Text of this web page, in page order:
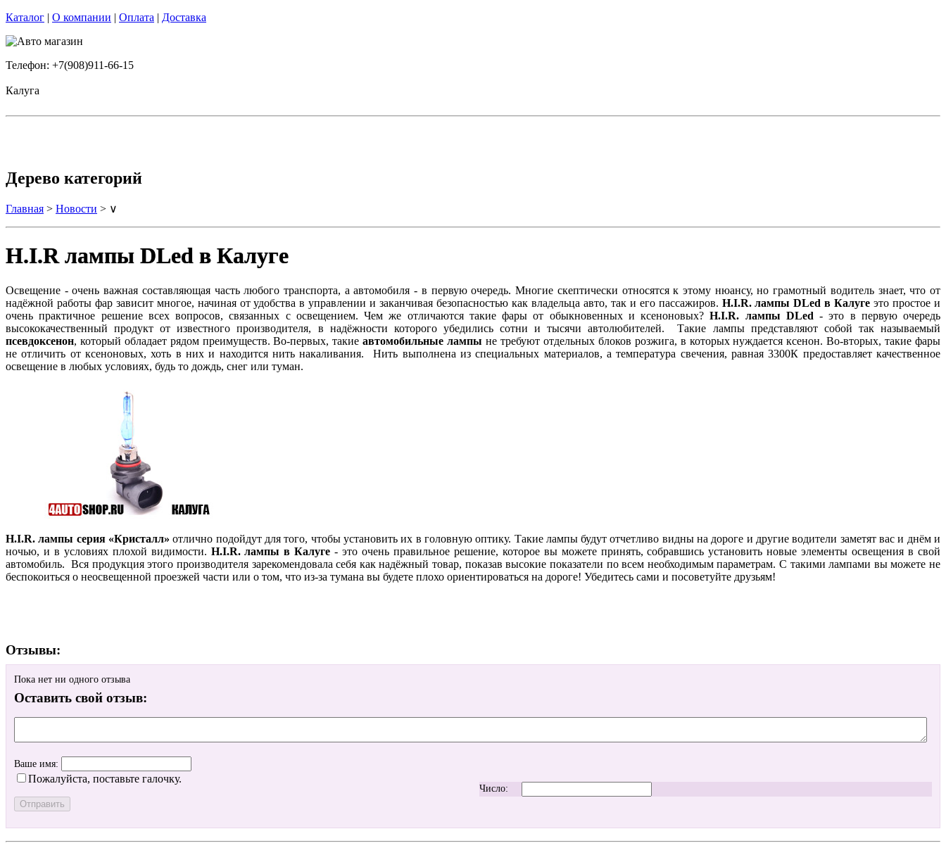
Каталог | О компании | Оплата | Доставка
Телефон: +7(908)911-66-15
Калуга
Дерево категорий
Главная > Новости > ∨
H.I.R лампы DLed в Калуге
Освещение - очень важная составляющая часть любого транспорта, а автомобиля - в первую очередь. Многие скептически относятся к этому нюансу, но грамотный водитель знает, что от
надёжной работы фар зависит многое, начиная от удобства в управлении и заканчивая безопасностью как владельца авто, так и его пассажиров. H.I.R. лампыDLed в Калуге это простое и
очень практичное решение всех вопросов, связанных с освещением. Чем же отличаются такие фары от обыкновенных и ксеноновых?H.I.R. лампы DLed - это в первую очередь
высококачественный продукт от известного производителя, в надёжности которого убедились сотни и тысячи автолюбителей. Такие лампы представляют собой так называемый
псевдоксенон, который обладает рядом преимуществ. Во-первых, такиеавтомобильные лампыне требуют отдельных блоков розжига, в которых нуждается ксенон. Во-вторых, такие фары
не отличить от ксеноновых, хоть в них и находится нить накаливания. Нить выполнена из специальных материалов, а температура свечения, равная 3300К предоставляет качественное
освещение в любых условиях, будь то дождь, снег или туман.
H.I.R. лампы серия «Кристалл» отлично подойдут для того, чтобы установить их в головную оптику. Такие лампы будут отчетливо видны на дороге и другие водители заметят вас и днём и
ночью, и в условиях плохой видимости. H.I.R. лампы в Калуге - это очень правильное решение, которое вы можете принять, собравшись установить новые элементы освещения в свой
автомобиль. Вся продукция этого производителя зарекомендовала себя как надёжный товар, показав высокие показатели по всем необходимым параметрам. С такими лампами вы можете не
беспокоиться о неосвещенной проезжей части или о том, что из-за тумана вы будете плохо ориентироваться на дороге! Убедитесь сами и посоветуйте друзьям!
Отзывы:
Пока нет ни одного отзыва
Оставить свой отзыв:
Ваше имя:
Пожалуйста, поставьте галочку.
Число: